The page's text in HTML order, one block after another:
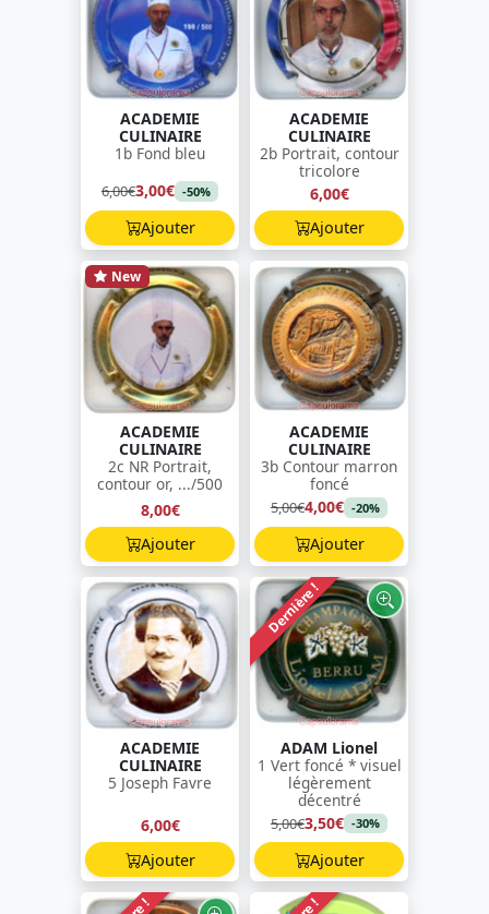
ACADEMIE
CULINAIRE
1b Fond bleu
6,00€3,00€ -50%
Ajouter
ACADEMIE
CULINAIRE
2b Portrait, contour
tricolore
6,00€
Ajouter
New
ACADEMIE
CULINAIRE
2c NR Portrait,
contour or, .../500
8,00€
Ajouter
ACADEMIE
CULINAIRE
3b Contour marron
foncé
5,00€4,00€ -20%
Ajouter
ACADEMIE
CULINAIRE
5 Joseph Favre
6,00€
Ajouter
Dernière !
ADAM Lionel
1 Vert foncé * visuel
légèrement
décentré
5,00€3,50€ -30%
Ajouter